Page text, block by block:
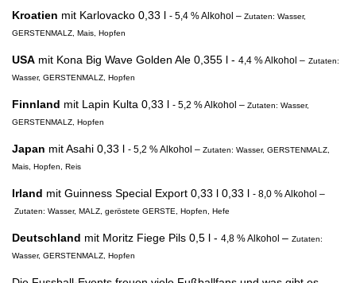
Kroatien mit Karlovacko 0,33 l - 5,4 % Alkohol – Zutaten: Wasser,
GERSTENMALZ, Mais, Hopfen
USA mit Kona Big Wave Golden Ale 0,355 l - 4,4 % Alkohol – Zutaten:
Wasser, GERSTENMALZ, Hopfen
Finnland mit Lapin Kulta 0,33 l - 5,2 % Alkohol – Zutaten: Wasser,
GERSTENMALZ, Hopfen
Japan mitAsahi 0,33 l - 5,2 % Alkohol – Zutaten: Wasser, GERSTENMALZ,
Mais, Hopfen, Reis
Irland mit Guinness Special Export 0,33 l 0,33 l - 8,0 % Alkohol –
Zutaten: Wasser, MALZ, geröstete GERSTE, Hopfen, Hefe
Deutschland mit Moritz Fiege Pils 0,5 l - 4,8 % Alkohol – Zutaten:
Wasser, GERSTENMALZ, Hopfen